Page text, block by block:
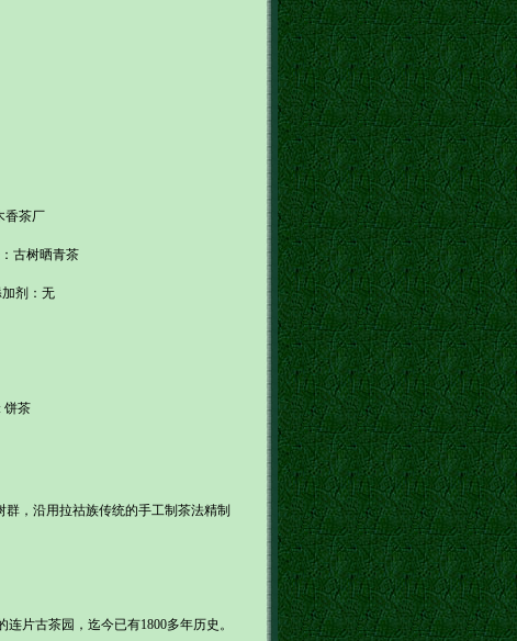
香茶厂
古树晒青茶
剂：无
茶
，沿用拉祜族传统的手工制茶法精制
片古茶园，迄今已有1800多年历史。